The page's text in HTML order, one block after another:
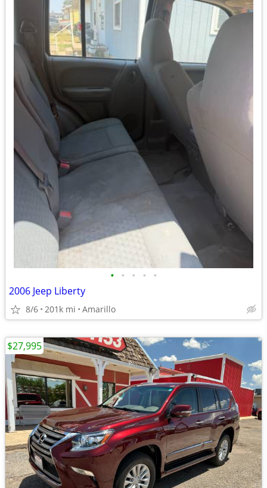
• • • • •
2006 Jeep Liberty
8/6 201k mi Amarillo
$27,995